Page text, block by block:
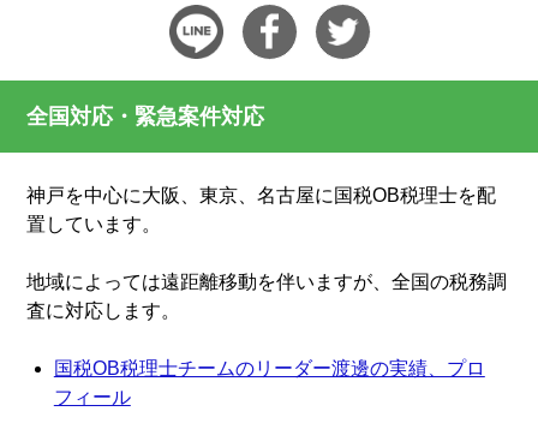
全国対応・緊急案件対応
神戸を中心に大阪、東京、名古屋に国税OB税理士を配
置しています。
地域によっては遠距離移動を伴いますが、全国の税務調
査に対応します。
国税OB税理士チームのリーダー渡邊の実績、プロ
フィール